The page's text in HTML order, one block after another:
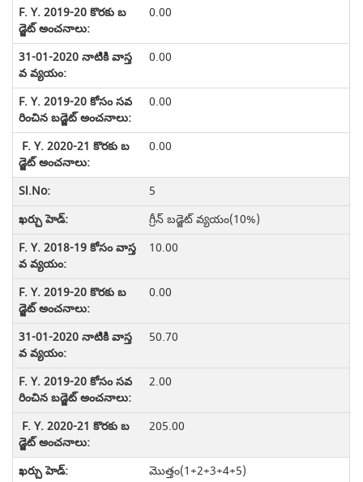
0.00
0.00
0.00
0.00
5
గ్రీన్ బడ్జెట్ వ్యయం(10%)
10.00
0.00
50.70
2.00
205.00
మొత్తం(1+2+3+4+5)